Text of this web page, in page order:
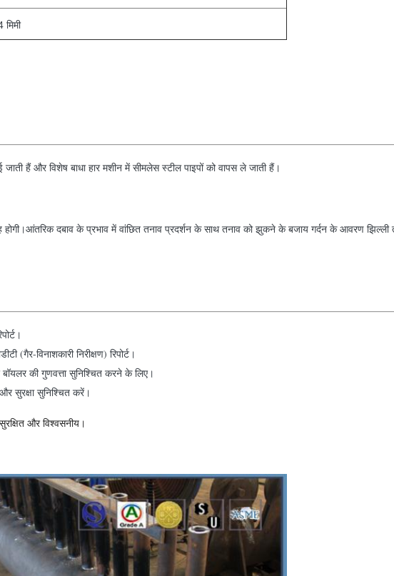
मिमी
जाती हैं और विशेष बाधा हार मशीन में सीमलेस स्टील पाइपों को वापस ले जाती हैं।
दबाव के प्रभाव में वांछित तनाव प्रदर्शन के साथ तनाव को झुकने के बजाय गर्दन के आवरण झिल्ली
(गैर-विनाशकारी निरीक्षण) रिपोर्ट।
बॉयलर की गुणवत्ता सुनिश्चित करने के लिए।
सुरक्षा सुनिश्चित करें।
और विश्वसनीय।